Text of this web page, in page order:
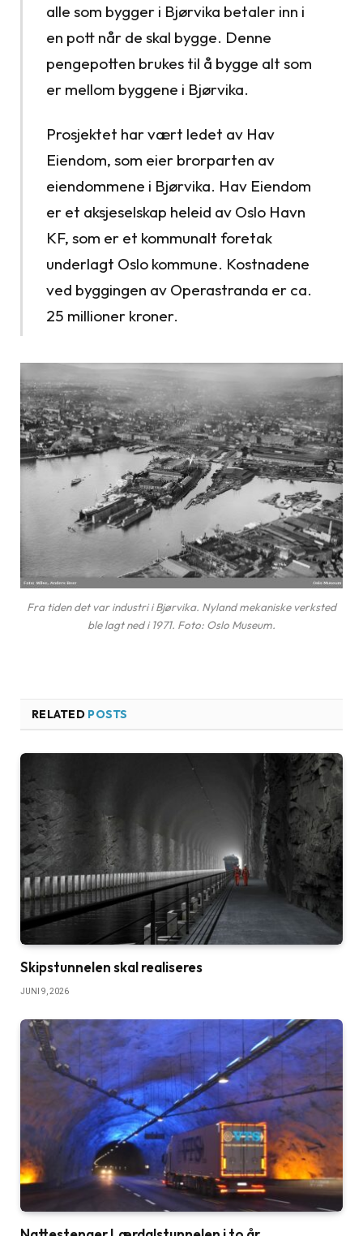
alle som bygger i Bjørvika betaler inn i
en pott når de skal bygge. Denne
pengepotten brukes til å bygge alt som
er mellom byggene i Bjørvika.
Prosjektet har vært ledet av Hav
Eiendom, som eier brorparten av
eiendommene i Bjørvika. Hav Eiendom
er et aksjeselskap heleid av Oslo Havn
KF, som er et kommunalt foretak
underlagt Oslo kommune. Kostnadene
ved byggingen av Operastranda er ca.
25 millioner kroner.
Fra tiden det var industri i Bjørvika. Nyland mekaniske verksted
ble lagt ned i 1971. Foto: Oslo Museum.
RELATED POSTS
Skipstunnelen skal realiseres
JUNI 9, 2026